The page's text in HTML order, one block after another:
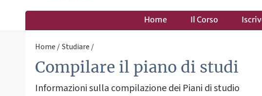
Home Il Corso
Home Studiare
Compilare il piano di studi
Informazioni sulla compilazione dei Piani di studio